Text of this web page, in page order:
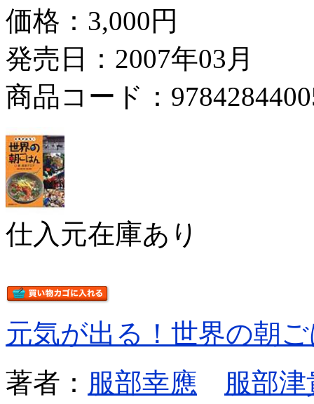
価格： 3,000円
発売日：2007年03月
商品コード：
仕入元在庫あり
元気が出る！世界の朝
著者： 服部幸應
服部